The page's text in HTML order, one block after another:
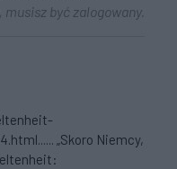
być zalogowany.
„Skoro Niemcy,